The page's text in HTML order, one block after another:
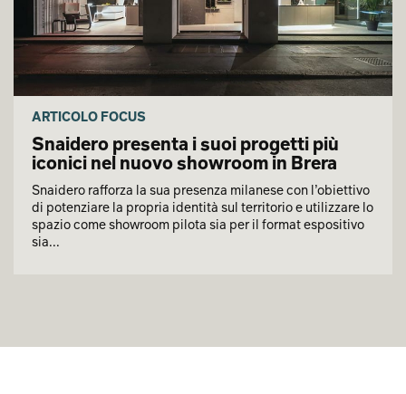
ARTICOLO FOCUS
Snaidero presenta i suoi progetti più
iconici nel nuovo showroom in Brera
Snaidero rafforza la sua presenza milanese con l’obiettivo
di potenziare la propria identità sul territorio e utilizzare lo
spazio come showroom pilota sia per il format espositivo
sia...